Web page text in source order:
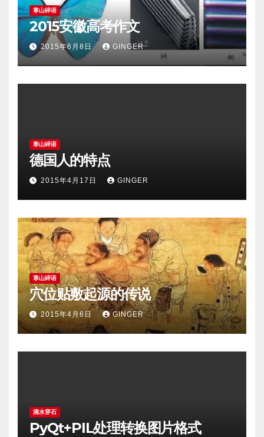
寒山碎语
2015安徽高考作文
2015年6月8日 GINGER
寒山碎语
德国人的特点
2015年4月17日 GINGER
寒山碎语
穴位贴敷起源的传说
2015年4月6日 GINGER
滴水穿石
PyQt+PIL处理转换图片格式